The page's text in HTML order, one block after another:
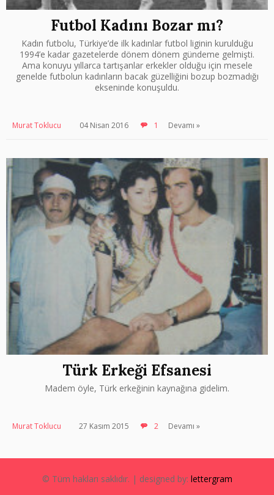
Futbol Kadını Bozar mı?
Kadın futbolu, Türkiye’de ilk kadınlar futbol liginin kurulduğu
1994’e kadar gazetelerde dönem dönem gündeme gelmişti.
Ama konuyu yıllarca tartışanlar erkekler olduğu için mesele
genelde futbolun kadınların bacak güzelliğini bozup bozmadığı
ekseninde konuşuldu.
Murat Toklucu 04 Nisan 2016 1 Devamı »
Türk Erkeği Efsanesi
Madem öyle, Türk erkeğinin kaynağına gidelim.
Murat Toklucu 27 Kasım 2015 2 Devamı »
© Tüm hakları saklıdır. | designed by: lettergram